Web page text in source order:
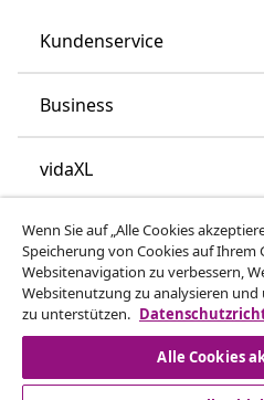
Kundenservice
Business
vidaXL
Mehr entdecken
Wenn Sie auf „Alle Cookies
Speicherung von Cookies auf Ihrem
Websitenavigation zu verbessern,
Websitenutzung zu analysieren
zu unterstützen.
Alle Cookies